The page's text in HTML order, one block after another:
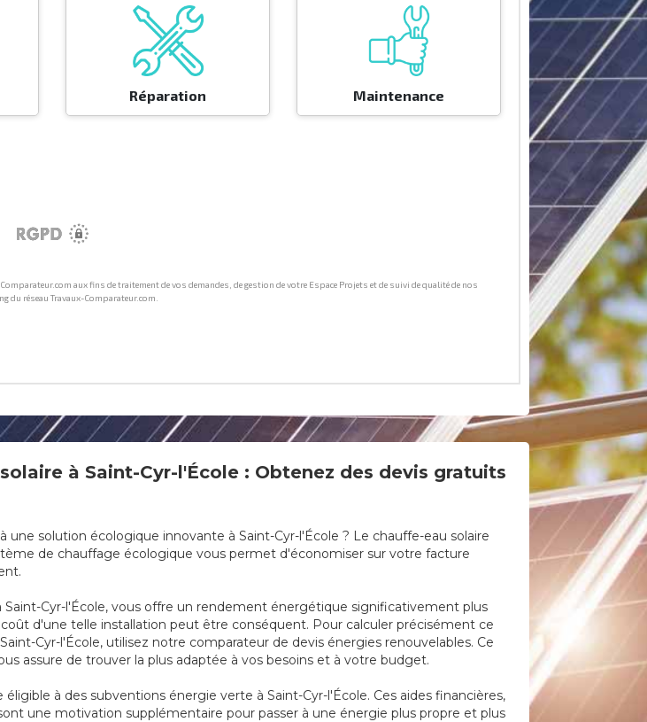
à Saint-Cyr-l'École : Obtenez des devis gratuits
solution écologique innovante à Saint-Cyr-l'École ? Le chauffe-eau solaire
de chauffage écologique vous permet d'économiser sur votre facture
Cyr-l'École, vous offre un rendement énergétique significativement plus
d'une telle installation peut être conséquent. Pour calculer précisément ce
Cyr-l'École, utilisez notre comparateur de devis énergies renouvelables. Ce
assure de trouver la plus adaptée à vos besoins et à votre budget.
à des subventions énergie verte à Saint-Cyr-l'École. Ces aides financières,
une motivation supplémentaire pour passer à une énergie plus propre et plus